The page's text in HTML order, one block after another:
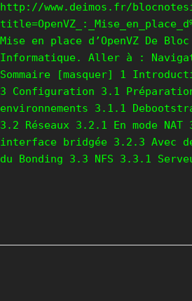
http://www.deimos.fr/
Mise en place d’OpenVZ De
Informatique. Aller à :
Sommaire [masquer] 1
3 Configuration 3.1
environnements 3.1.1
3.2 Réseaux 3.2.1 En mode
interface bridgée 3.2.3 Avec
du Bonding 3.3 NFS 3.3.1